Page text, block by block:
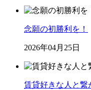
念願の初勝利を！
2026年04月25日
賃貸好きな人と繋